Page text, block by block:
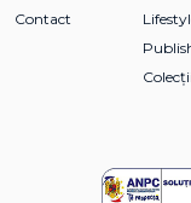
Contact
Colecții